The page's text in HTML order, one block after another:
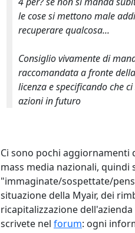
le cose si mettono male
recuperare qualcosa...
Consiglio vivamente di
raccomandata a fronte
licenza e specificando che
azioni in futuro
Ci sono pochi aggiornamenti
mass media nazionali, quindi
"immaginate/sospettate/
situazione della Myair, dei
ricapitalizzazione
scrivete nel forum: ogni